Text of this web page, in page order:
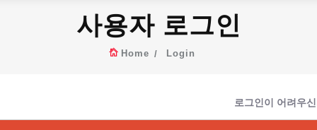
사용자 로그인
Home Login
로그인이 어려우